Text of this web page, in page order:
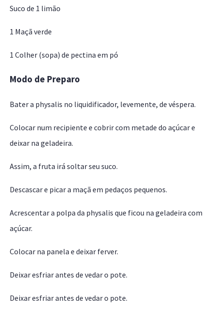
Suco de 1 limão
1 Maçã verde
1 Colher (sopa) de pectina em pó
Modo de Preparo
Bater a physalis no liquidificador, levemente, de véspera.
Colocar num recipiente e cobrir com metade do açúcar e
deixar na geladeira.
Assim, a fruta irá soltar seu suco.
Descascar e picar a maçã em pedaços pequenos.
Acrescentar a polpa da physalis que ficou na geladeira com
açúcar.
Colocar na panela e deixar ferver.
Deixar esfriar antes de vedar o pote.
Deixar esfriar antes de vedar o pote.